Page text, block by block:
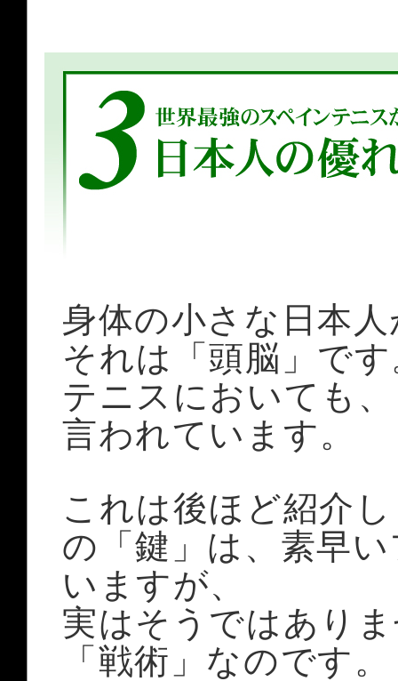
身体の小さな日本
それは「頭脳」で
テニスにおいても
言われています。
これは後ほど紹介
の「鍵」は、素早
いますが、
実はそうではあり
「戦術」なのです。